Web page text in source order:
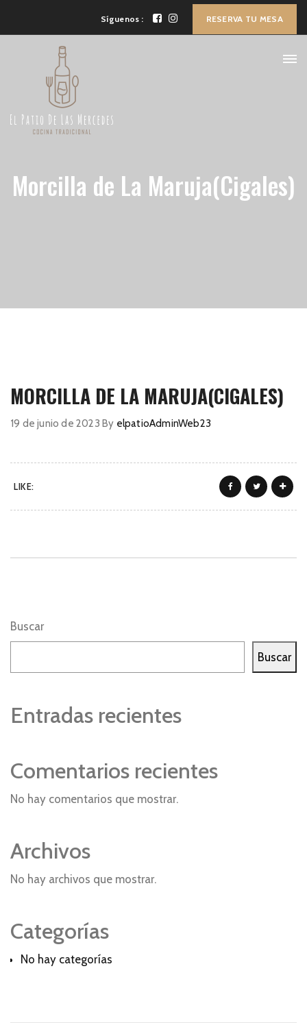
Síguenos : RESERVA TU MESA
Morcilla de La Maruja(Cigales)
MORCILLA DE LA MARUJA(CIGALES)
19 de junio de 2023 By elpatioAdminWeb23
LIKE:
Buscar
Buscar
Entradas recientes
Comentarios recientes
No hay comentarios que mostrar.
Archivos
No hay archivos que mostrar.
Categorías
No hay categorías